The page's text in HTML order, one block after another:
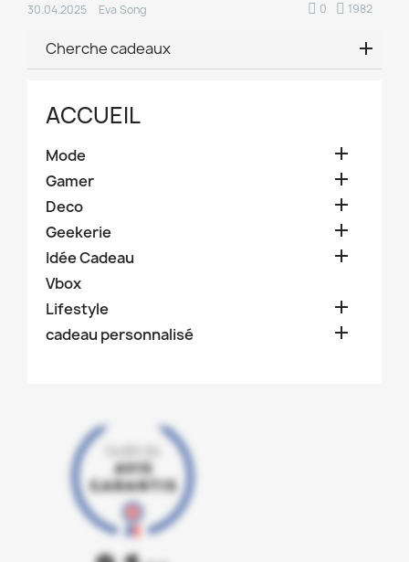
30.04.2025
Eva Song 1982
0
Cherche cadeaux
ACCUEIL
Mode 
Gamer 
Deco 
Geekerie 
Idée Cadeau 
Vbox
Lifestyle

cadeau personnalisé 